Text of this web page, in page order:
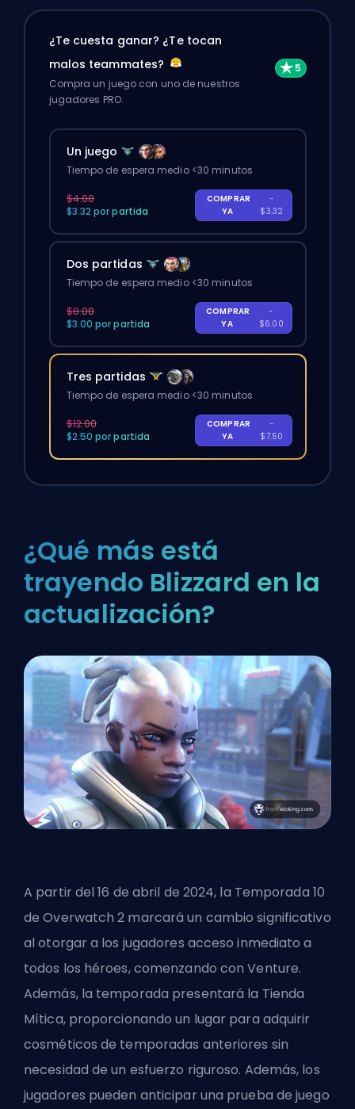
¿Te cuesta ganar? ¿Te tocan
malos teammates?
Compra un juego con uno de nuestros
jugadores PRO.
Un juego
Tiempo de espera medio <30 minutos
$4.00
$3.32 por partida
COMPRAR
YA
-
$3.32
Dos partidas
Tiempo de espera medio <30 minutos
$8.00
$3.00 por partida
COMPRAR
YA
-
$6.00
Tres partidas
Tiempo de espera medio <30 minutos
$12.00
$2.50 por partida
COMPRAR
YA
-
$7.50
¿Qué más está
trayendo Blizzard en la
actualización?
A partir del 16 de abril de 2024, la Temporada 10
de Overwatch 2 marcará un cambio significativo
al otorgar a los jugadores acceso inmediato a
todos los héroes, comenzando con Venture.
Además, la temporada presentará la Tienda
Mítica, proporcionando un lugar para adquirir
cosméticos de temporadas anteriores sin
necesidad de un esfuerzo riguroso. Además, los
jugadores pueden anticipar una prueba de juego